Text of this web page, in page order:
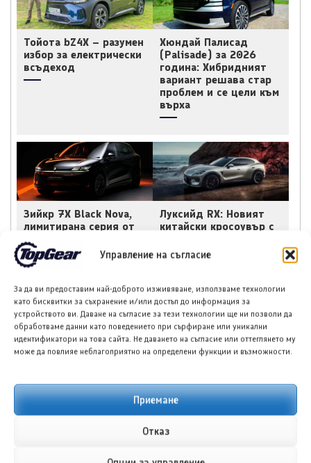
Управление на съгласие
За да ви предоставим най-доброто изживяване, използваме технологии
като бисквитки за съхранение и/или достъп до информация за
устройството ви. Даване на съгласие за тези технологии ще ни позволи да
обработваме данни като поведението при сърфиране или уникални
идентификатори на това сайта. Не даването на съгласие или оттеглянето му
може да повлияе неблагоприятно на определени функции и възможности.
Приемане
Отказ
Тойота bZ4X – разумен
избор за електрически
всъдеход
Хюндай Палисад
(Palisade) за 2026
година: Хибридният
вариант решава стар
проблем и се цели към
върха
Зийкр 7X Black Nova,
лимитирана серия от
200 бройки
Луксийд RX: Новият
китайски кросоувър с
вдъхновен от Ферари
НОВИ ПУБЛИКАЦИИ